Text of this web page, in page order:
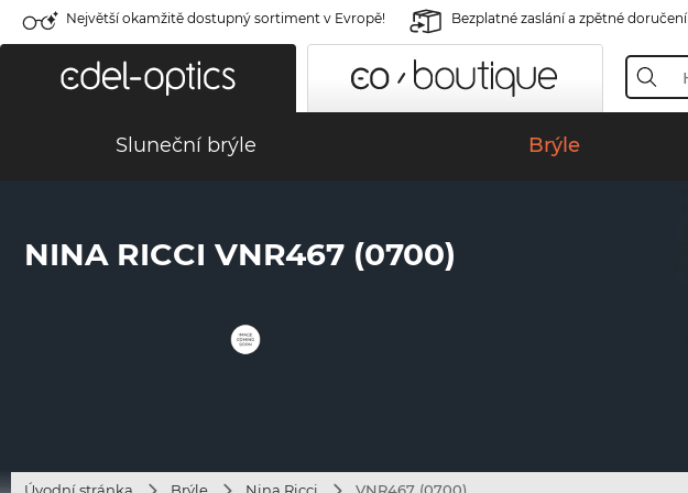
Největší okamžitě dostupný sortiment v Evropě! Bezplatné zaslání a zpětné doručení
Sluneční brýle Brýle
NINA RICCI VNR467 (0700)